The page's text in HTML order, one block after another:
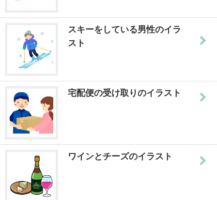
スキーをしている男性のイラ
スト
宅配便の受け取りのイラスト
ワインとチーズのイラスト